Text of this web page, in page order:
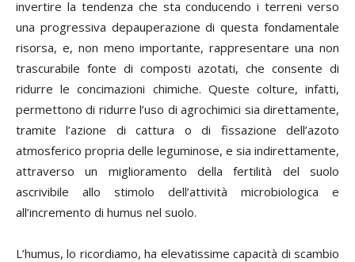
invertire la tendenza che sta conducendo i terreni verso
una progressiva depauperazione di questa fondamentale
risorsa, e, non meno importante, rappresentare una non
trascurabile fonte di composti azotati, che consente di
ridurre le concimazioni chimiche. Queste colture, infatti,
permettono di ridurre l’uso di agrochimici sia direttamente,
tramite l’azione di cattura o di fissazione dell’azoto
atmosferico propria delle leguminose, e sia indirettamente,
attraverso un miglioramento della fertilità del suolo
ascrivibile allo stimolo dell’attività microbiologica e
all’incremento di humus nel suolo.
L’humus, lo ricordiamo, ha elevatissime capacità di scambio